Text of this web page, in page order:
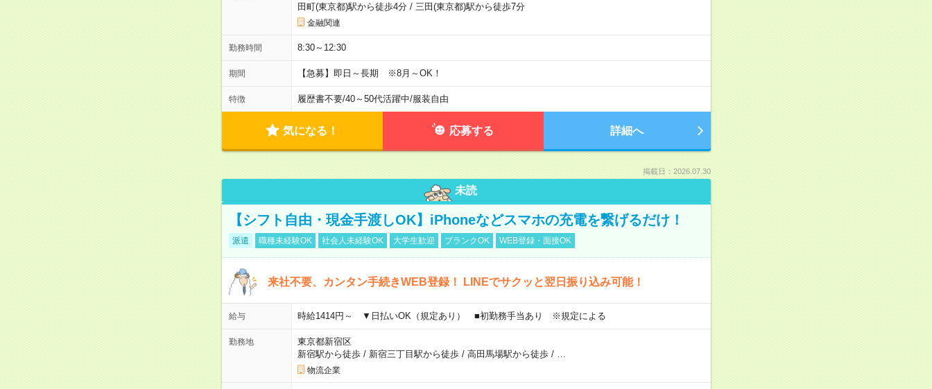
田町(東京都)駅から徒歩4分/ 三田(東京都)駅から徒歩7分
金融関連
勤務時間 8:30～12:30
期間 【急募】即日～長期 ※8月～OK！
特徴 履歴書不要/40～50代活躍中/服装自由
気になる！ 応募する 詳細へ
掲載日：2026.07.30
未読
【シフト自由・現金手渡しOK】iPhoneなどスマホの充電を繋げるだけ！
派遣 職種未経験OK 社会人未経験OK 大学生歓迎 ブランクOK WEB登録・面接OK
来社不要、カンタン手続きWEB登録！ LINEでサクッと翌日振り込み可能！
給与 時給1414円～ ▼日払いOK（規定あり） ■初勤務手当あり ※規定による
勤務地
東京都新宿区
新宿駅から徒歩/ 新宿三丁目駅から徒歩/ 高田馬場駅から徒歩/
物流企業